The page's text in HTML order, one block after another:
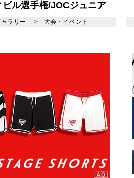
ビル選手権/JOCジュニア
クカップ
ラリー > 大会・イベント